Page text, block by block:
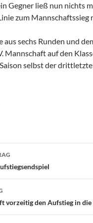
Gegner ließ nun nichts
zum Mannschaftssieg
sechs Runden und
Mannschaft auf den
selbst der
vorzeitig den Aufstieg in die